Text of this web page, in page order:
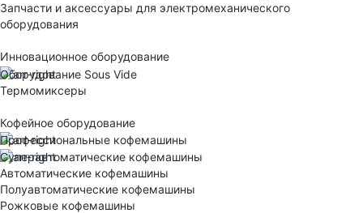
Запчасти и аксессуары для электромеханического
оборудования
Инновационное оборудование
Оборудование Sous Vide
Термомиксеры
Кофейное оборудование
Профессиональные кофемашины
Суперавтоматические кофемашины
Автоматические кофемашины
Полуавтоматические кофемашины
Рожковые кофемашины